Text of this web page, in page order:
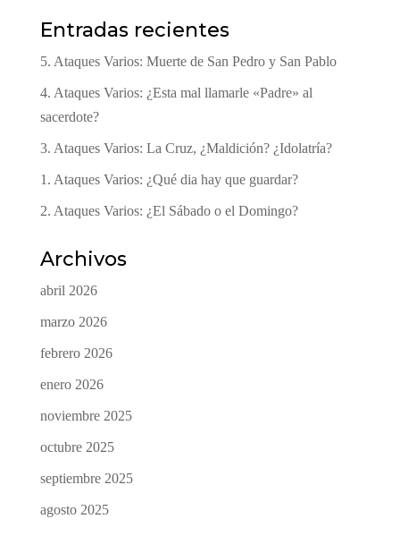
Entradas recientes
5. Ataques Varios: Muerte de San Pedro y San Pablo
4. Ataques Varios: ¿Esta mal llamarle «Padre» al
sacerdote?
3. Ataques Varios: La Cruz, ¿Maldición? ¿Idolatría?
1. Ataques Varios: ¿Qué dia hay que guardar?
2. Ataques Varios: ¿El Sábado o el Domingo?
Archivos
abril 2026
marzo 2026
febrero 2026
enero 2026
noviembre 2025
octubre 2025
septiembre 2025
agosto 2025